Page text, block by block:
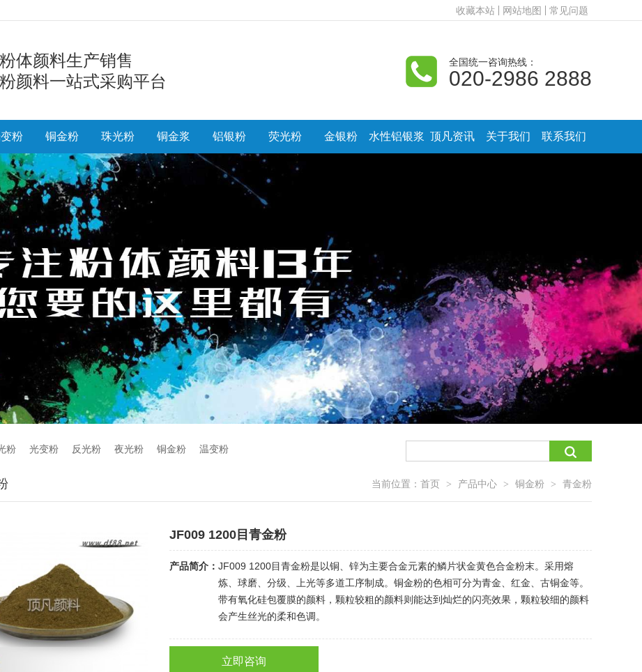
收藏本站 网站地图 常见问题
体颜料生产销售
颜料一站式采购平台
全国统一咨询热线：
020-2986 2888
粉 铜金粉 珠光粉 铜金浆 铝银粉 荧光粉 金银粉 水性铝银浆 顶凡资讯 关于我们 联系我们
粉 光变粉 反光粉 夜光粉 铜金粉 温变粉
当前位置： 首页 > 产品中心 > 铜金粉 > 青金粉
JF009 1200目青金粉
产品简介：JF009 1200目青金粉是以铜、锌为主要合金元素的鳞片状金黄色合金粉末。采用熔
炼、球磨、分级、上光等多道工序制成。铜金粉的色相可分为青金、红金、古铜金等。
带有氧化硅包覆膜的颜料，颗粒较粗的颜料则能达到灿烂的闪亮效果，颗粒较细的颜料
会产生丝光的柔和色调。
立即咨询